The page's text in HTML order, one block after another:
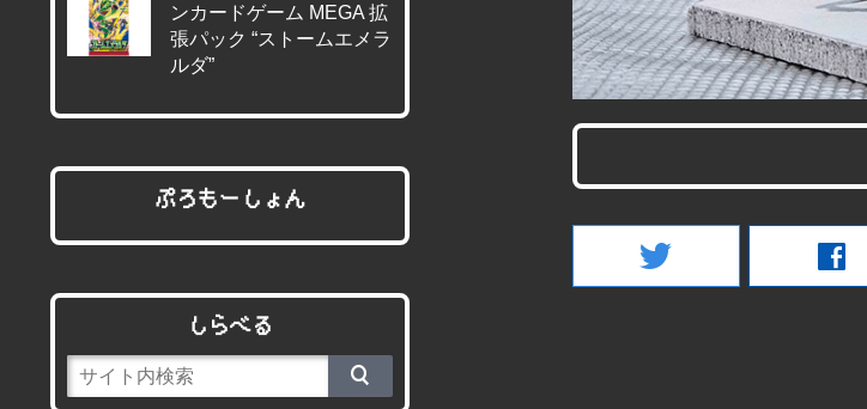
twitter facebook
ンカードゲーム MEGA 拡
張パック “ストームエメラ
ルダ”
ぷろもーしょん
しらべる